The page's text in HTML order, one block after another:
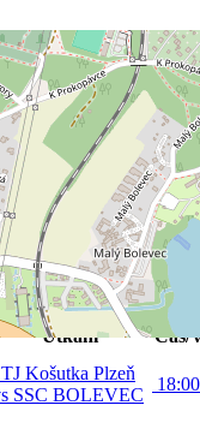
1. poločas 2. poločas
0 2
2
0 1
týdnu
Utkání Čas/
TJ Košutka Plzeň
SSC BOLEVEC